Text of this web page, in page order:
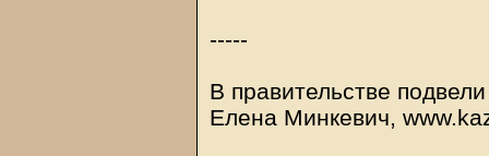
-----
В правительстве
Елена Минкевич,